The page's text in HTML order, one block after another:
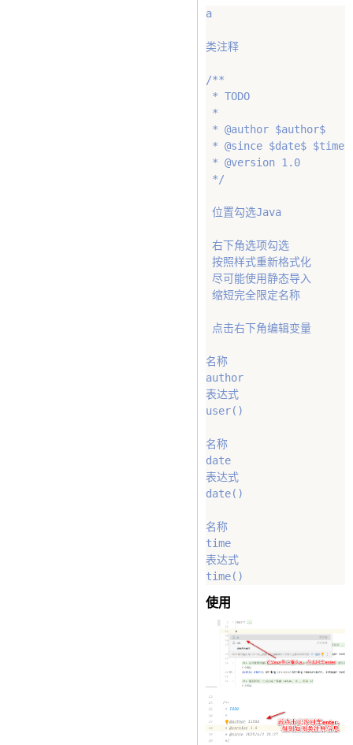
a
类注释
/**
* TODO
*
* @author $author$
* @since $date$ $time$
* @version 1.0
*/
位置勾选Java
右下角选项勾选
按照样式重新格式化
尽可能使用静态导入
缩短完全限定名称
点击右下角编辑变量
名称
author
表达式
user()
名称
date
表达式
date()
名称
time
表达式
使用